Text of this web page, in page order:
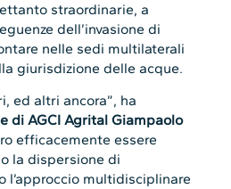
straordinarie, a
dell’invasione di
nelle sedi multilaterali
giurisdizione delle acque.
ed altri ancora”, ha
di AGCI Agrital Giampaolo
efficacemente essere
la dispersione di
l’approccio multidisciplinare